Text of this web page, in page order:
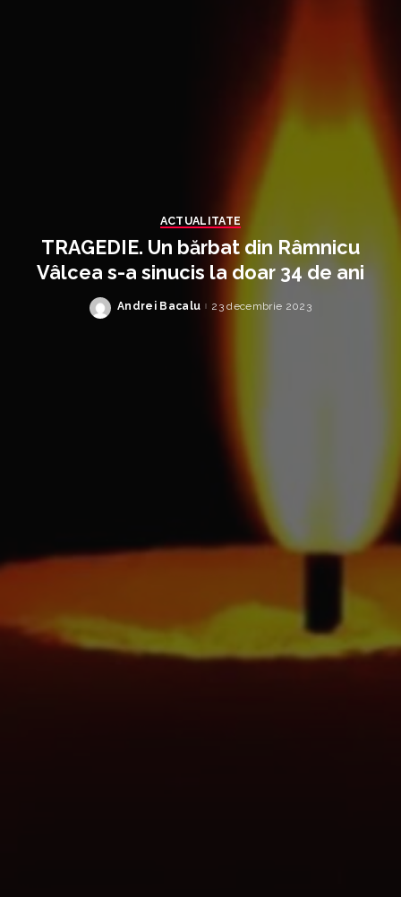
ACTUALITATE
TRAGEDIE. Un bărbat din Râmnicu
Vâlcea s-a sinucis la doar 34 de ani
Posted
Andrei Bacalu 23 decembrie 2023